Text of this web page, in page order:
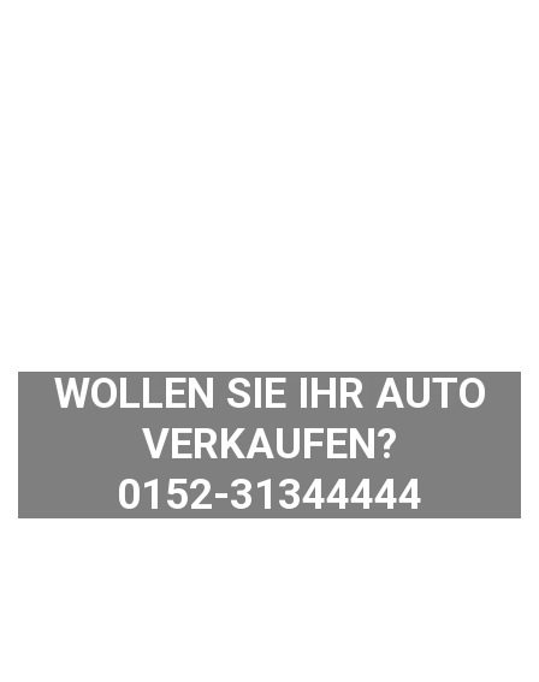
WOLLEN SIE IHR AUTO
VERKAUFEN?
0152-31344444